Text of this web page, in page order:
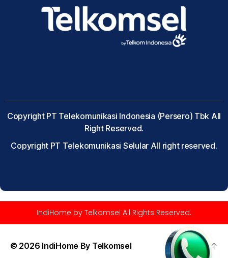
Copyright PT Telekomunikasi Indonesia (Persero) Tbk All
Right Reserved.
Copyright PT Telekomunikasi Selular All right reserved.
IndiHome by Telkomsel All Rights Reserved.
© 2026 IndiHome By Telkomsel Up↑